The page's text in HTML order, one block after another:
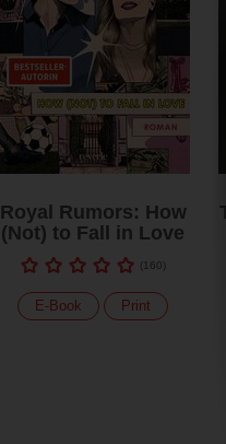
Royal Rumors: How
(Not) to Fall in Love
(160)
E-Book Print